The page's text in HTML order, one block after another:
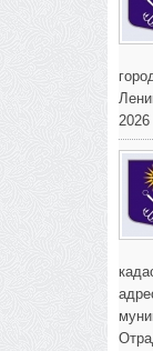
2026